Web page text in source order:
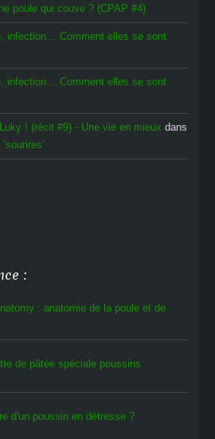
poule qui couve ? (CPAP #4)
infection… Comment elles se sont
infection… Comment elles se sont
! (récit #9) - Une vie en mieux dans
:
: anatomie de la poule et de
de pâtée spéciale poussins
d'un poussin en détresse ?